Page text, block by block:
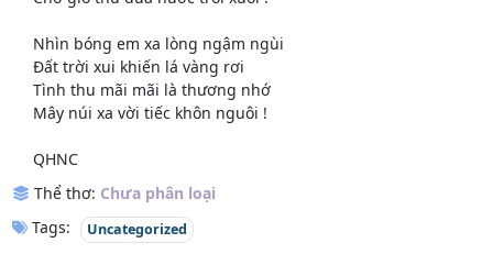
Nhìn bóng em xa lòng ngậm ngùi
Đất trời xui khiến lá vàng rơi
Tình thu mãi mãi là thương nhớ
Mây núi xa vời tiếc khôn nguôi !
QHNC
Thể thơ: Chưa phân loại
Tags:
Uncategorized